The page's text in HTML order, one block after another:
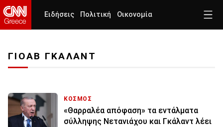
Ειδήσεις Πολιτική Οικονομία
ΓΙΟΑΒ ΓΚΑΛΑΝΤ
ΚΟΣΜΟΣ
«Θαρραλέα απόφαση» τα εντάλματα
σύλληψης Νετανιάχου και Γκάλαντ λέει